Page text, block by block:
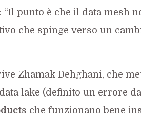
punto è che il data mesh
che spinge verso un
Zhamak Dehghani, che
lake (definito un errore
che funzionano bene